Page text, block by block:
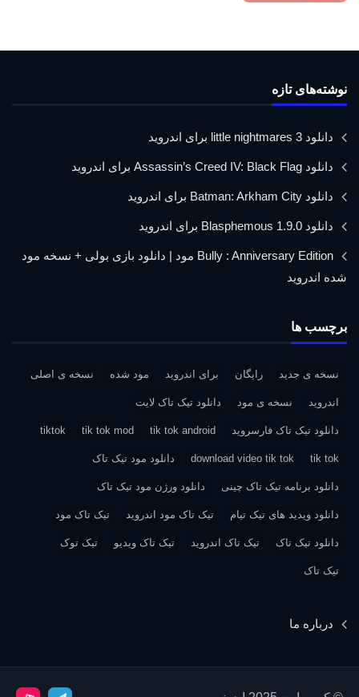
نوشته‌های تازه
دانلود little nightmares 3 برای اندروید
دانلود Assassin’s Creed IV: Black Flag برای اندروید
دانلود Batman: Arkham City برای اندروید
دانلود Blasphemous 1.9.0 برای اندروید
Bully : Anniversary Edition مود | دانلود بازی بولی + نسخه مود
شده اندروید
برچسب ها
نسخه ی جدید رایگان برای اندروید مود شده نسخه ی اصلی
اندروید نسخه ی مود دانلود تیک تاک لایت
دانلود تیک تاک فارسروید tik tok android
tik tok mod
tiktok
tik tok
download video tik tok دانلود مود تیک تاک
دانلود برنامه تیک تاک چینی دانلود ورژن مود تیک تاک
دانلود ویدید های تیک تیام تیک تاک مود اندروید تیک تاک مود
دانلود تیک تاک تیک تاک اندروید تیک تاک ویدیو تیک توک
تیک تاک
درباره ما